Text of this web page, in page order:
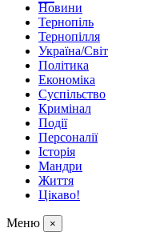
Новини
Тернопіль
Тернопілля
Україна/Світ
Політика
Економіка
Суспільство
Кримінал
Події
Персоналії
Історія
Мандри
Життя
Цікаво!
Меню ×